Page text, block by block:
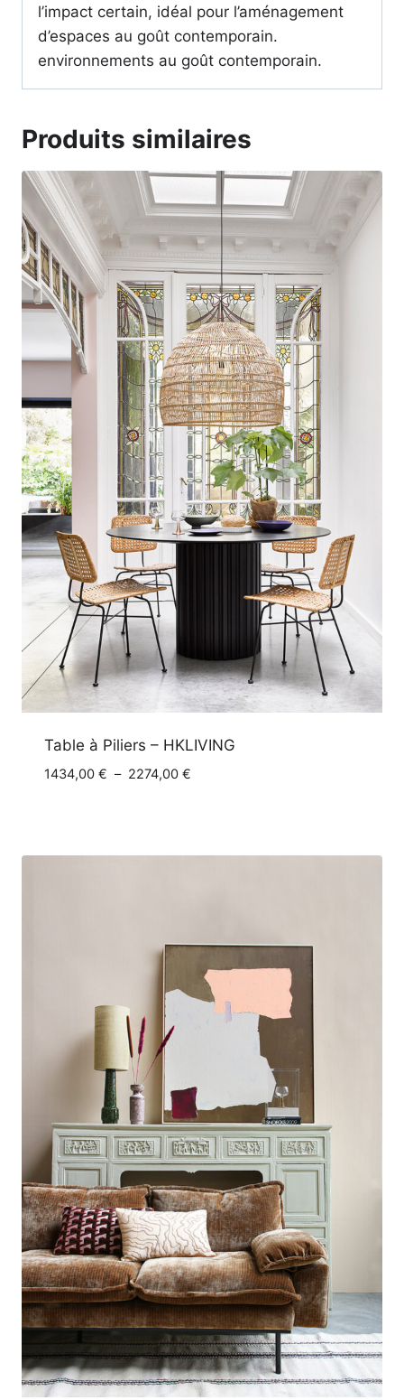
l’impact certain, idéal pour l’aménagement
d’espaces au goût contemporain.
environnements au goût contemporain.
Produits similaires
Table à Piliers – HKLIVING
1434,00 € – 2274,00 €Plage
à